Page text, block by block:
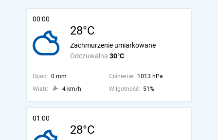
00:00
28°C
Odczuwalna 30°C
Zachmurzenie umiarkowane
Opad: 0 mm Ciśnienie: 1013 hPa
Wiatr:
4 km/h Wilgotność: 51%
01:00
28°C